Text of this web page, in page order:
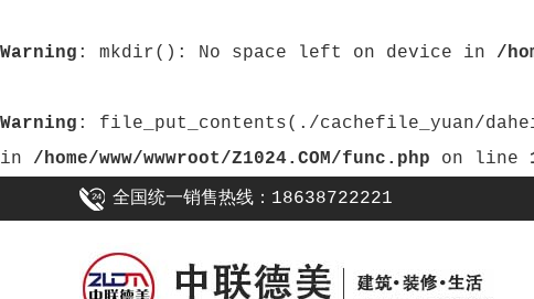
Warning : mkdir(): No space left on device in /
Warning : file_put_contents(./cachefile_yuan/daheifuji.com/cache/41/cdd14/76e68.html): failed to open stream: No such file or directory
in /home/www/wwwroot/Z1024.COM/func.php on line
全国统一销售热线：18638722221